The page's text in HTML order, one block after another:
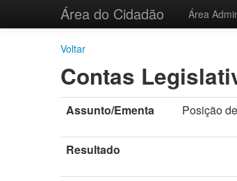
Área do Cidadão Área
Voltar
Contas
Assunto/Ementa Posição
Resultado